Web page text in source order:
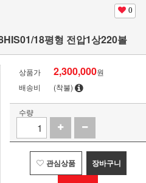
0
18평형 전압1상220볼
상품가 2,300,000원
배송비
(착불)
수량
관심상품 장바구니